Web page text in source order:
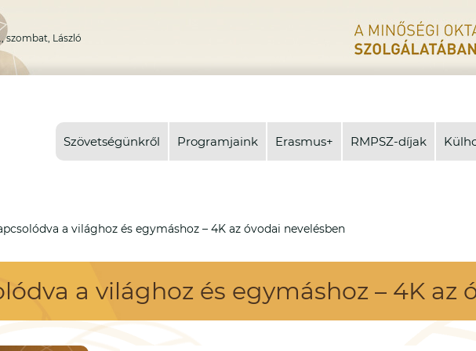
szombat, László
Szövetségünkről Programjaink Erasmus+ RMPSZ-díjak
a világhoz és egymáshoz – 4K az óvodai nevelésben
a világhoz és egymáshoz – 4K az